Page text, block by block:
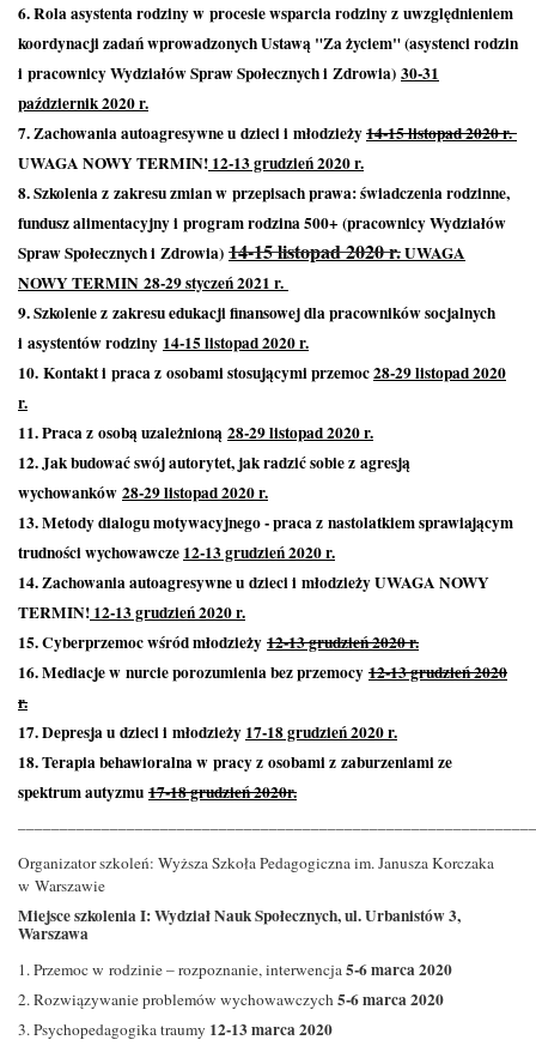
6. Rola asystenta rodziny w procesie wsparcia rodziny z uwzględnieniem
koordynacji zadań wprowadzonych Ustawą "Za życiem" (asystenci rodzin
i pracownicy Wydziałów Spraw Społecznych i Zdrowia) 30-31
październik 2020 r.
7. Zachowania autoagresywne u dzieci i młodzieży14-15 listopad 2020 r.
UWAGA NOWY TERMIN! 12-13 grudzień 2020 r.
8. Szkolenia z zakresu zmian w przepisach prawa: świadczenia rodzinne,
fundusz alimentacyjny i program rodzina 500+ (pracownicy Wydziałów
Spraw Społecznych i Zdrowia) 14-15 listopad 2020 r.UWAGA
NOWY TERMIN 28-29 styczeń 2021 r.
9. Szkolenie z zakresu edukacji finansowej dla pracowników socjalnych
i asystentów rodziny 14-15 listopad 2020 r.
10. Kontakt i praca z osobami stosującymi przemoc28-29 listopad 2020
r.
11. Praca z osobą uzależnioną 28-29 listopad 2020 r.
12. Jak budować swój autorytet, jak radzić sobie z agresją
wychowanków 28-29 listopad 2020 r.
13. Metody dialogu motywacyjnego - praca z nastolatkiem sprawiającym
trudności wychowawcze 12-13 grudzień 2020 r.
14. Zachowania autoagresywne u dzieci i młodzieży UWAGA NOWY
TERMIN! 12-13 grudzień 2020 r.
15. Cyberprzemoc wśród młodzieży 12-13 grudzień 2020 r.
16. Mediacje w nurcie porozumienia bez przemocy 12-13 grudzień 2020
r.
17. Depresja u dzieci i młodzieży 17-18 grudzień 2020 r.
18. Terapia behawioralna w pracy z osobami z zaburzeniami ze
spektrum autyzmu 17-18 grudzień 2020r.
Organizator szkoleń: Wyższa Szkoła Pedagogiczna im. Janusza Korczaka
w Warszawie
Miejsce szkolenia I: Wydział Nauk Społecznych, ul. Urbanistów 3,
Warszawa
1. Przemoc w rodzinie – rozpoznanie, interwencja5-6 marca 2020
2. Rozwiązywanie problemów wychowawczych5-6 marca 2020
3. Psychopedagogika traumy 12-13 marca 2020